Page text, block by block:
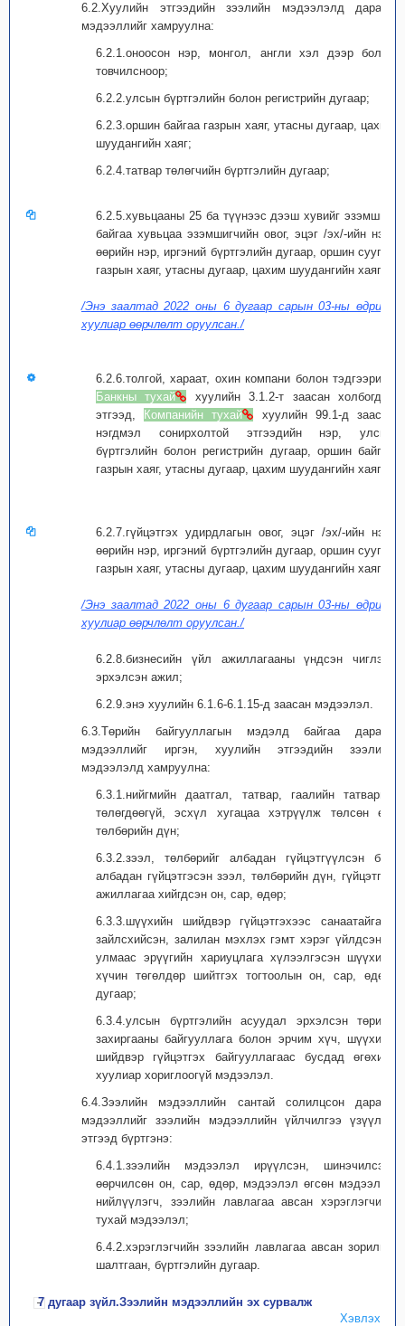
6.2.Хуулийн этгээдийн зээлийн мэдээлэлд дараах
мэдээллийг хамруулна:
6.2.1.оноосон нэр, монгол, англи хэл дээр болон
товчилсноор;
6.2.2.улсын бүртгэлийн болон регистрийн дугаар;
6.2.3.оршин байгаа газрын хаяг, утасны дугаар, цахим
шуудангийн хаяг;
6.2.4.татвар төлөгчийн бүртгэлийн дугаар;
6.2.5.хувьцааны 25 ба түүнээс дээш хувийг эзэмшиж
байгаа хувьцаа эзэмшигчийн овог, эцэг /эх/-ийн нэр,
өөрийн нэр, иргэний бүртгэлийн дугаар, оршин суугаа
газрын хаяг, утасны дугаар, цахим шуудангийн хаяг;
/Энэ заалтад 2022 оны 6 дугаар сарын 03-ны өдрийн
хуулиар өөрчлөлт оруулсан./
6.2.6.толгой, хараат, охин компани болон тэдгээрийн
Банкны тухай
хуулийн 3.1.2-т заасан холбогдох
этгээд,
Компанийн тухай
хуулийн 99.1-д заасан
нэгдмэл сонирхолтой этгээдийн нэр, улсын
бүртгэлийн болон регистрийн дугаар, оршин байгаа
газрын хаяг, утасны дугаар, цахим шуудангийн хаяг;
6.2.7.гүйцэтгэх удирдлагын овог, эцэг /эх/-ийн нэр,
өөрийн нэр, иргэний бүртгэлийн дугаар, оршин суугаа
газрын хаяг, утасны дугаар, цахим шуудангийн хаяг;
/Энэ заалтад 2022 оны 6 дугаар сарын 03-ны өдрийн
хуулиар өөрчлөлт оруулсан./
6.2.8.бизнесийн үйл ажиллагааны үндсэн чиглэл,
эрхэлсэн ажил;
6.2.9.энэ хуулийн 6.1.6-6.1.15-д заасан мэдээлэл.
6.3.Төрийн байгууллагын мэдэлд байгаа дараах
мэдээллийг иргэн, хуулийн этгээдийн зээлийн
мэдээлэлд хамруулна:
6.3.1.нийгмийн даатгал, татвар, гаалийн татварын
төлөгдөөгүй, эсхүл хугацаа хэтрүүлж төлсөн өр,
төлбөрийн дүн;
6.3.2.зээл, төлбөрийг албадан гүйцэтгүүлсэн бол
албадан гүйцэтгэсэн зээл, төлбөрийн дүн, гүйцэтгэх
ажиллагаа хийгдсэн он, сар, өдөр;
6.3.3.шүүхийн шийдвэр гүйцэтгэхээс санаатайгаар
зайлсхийсэн, залилан мэхлэх гэмт хэрэг үйлдсэний
улмаас эрүүгийн хариуцлага хүлээлгэсэн шүүхийн
хүчин төгөлдөр шийтгэх тогтоолын он, сар, өдөр,
дугаар;
6.3.4.улсын бүртгэлийн асуудал эрхэлсэн төрийн
захиргааны байгууллага болон эрчим хүч, шүүхийн
шийдвэр гүйцэтгэх байгууллагаас бусдад өгөхийг
хуулиар хориглоогүй мэдээлэл.
6.4.Зээлийн мэдээллийн сантай солилцсон дараах
мэдээллийг зээлийн мэдээллийн үйлчилгээ үзүүлэх
этгээд бүртгэнэ:
6.4.1.зээлийн мэдээлэл ирүүлсэн, шинэчилсэн,
өөрчилсөн он, сар, өдөр, мэдээлэл өгсөн мэдээлэл
нийлүүлэгч, зээлийн лавлагаа авсан хэрэглэгчийн
тухай мэдээлэл;
6.4.2.хэрэглэгчийн зээлийн лавлагаа авсан зорилго,
шалтгаан, бүртгэлийн дугаар.
7 дугаар зүйл.Зээлийн мэдээллийн эх сурвалж
Хэвлэх